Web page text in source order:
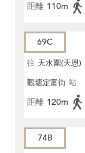
距離 110m
69C
往 天水圍(天恩)
觀塘定富街 站
距離 120m
74B